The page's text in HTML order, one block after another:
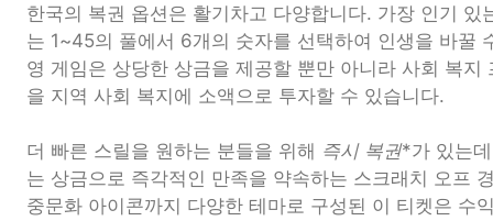
한국의 복권 옵션은 활기차고 다양합니다. 가장 인기 있
는 1~45의 풀에서 6개의 숫자를 선택하여 인생을 바꿀
영 게임은 상당한 상금을 제공할 뿐만 아니라 사회 복지
을 지역 사회 복지에 소액으로 투자할 수 있습니다.
더 빠른 스릴을 원하는 분들을 위해 즉시 복권*가 있는
는 상금으로 즉각적인 만족을 약속하는 스크래치 오프
중문화 아이콘까지 다양한 테마로 구성된 이 티켓은 수